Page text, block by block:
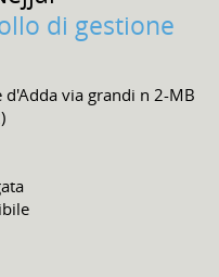
di gestione
d'Adda via grandi n 2-MB